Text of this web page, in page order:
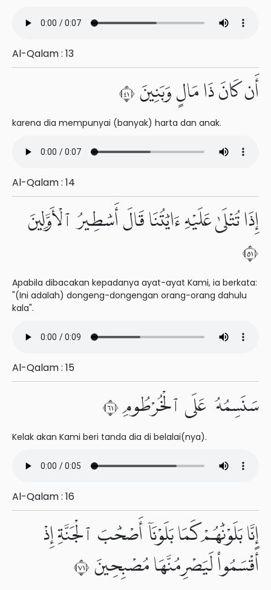
Al-Qalam : 13
أَن كَانَ ذَا مَالٍ وَبَنِينَ ١٤
karena dia mempunyai (banyak) harta dan anak.
Al-Qalam : 14
إِذَا تُتْلَىٰ عَلَيْهِ ءَايَٰتُنَا قَالَ أَسَٰطِيرُ ٱلْأَوَّلِينَ
١٥
Apabila dibacakan kepadanya ayat-ayat Kami, ia berkata:
"(Ini adalah) dongeng-dongengan orang-orang dahulu
kala".
Al-Qalam : 15
سَنَسِمُهُۥ عَلَى ٱلْخُرْطُومِ ١٦
Kelak akan Kami beri tanda dia di belalai(nya).
Al-Qalam : 16
إِنَّا بَلَوْنَٰهُمْ كَمَا بَلَوْنَآ أَصْحَٰبَ ٱلْجَنَّةِ إِذْ
أَقْسَمُوا۟ لَيَصْرِمُنَّهَا مُصْبِحِينَ ١٧